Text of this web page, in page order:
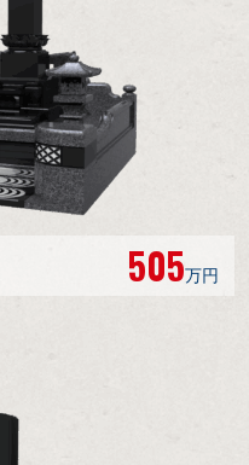
505万円